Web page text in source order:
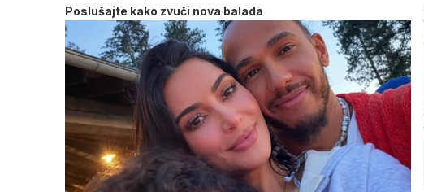
Poslušajte kako zvuči nova balada